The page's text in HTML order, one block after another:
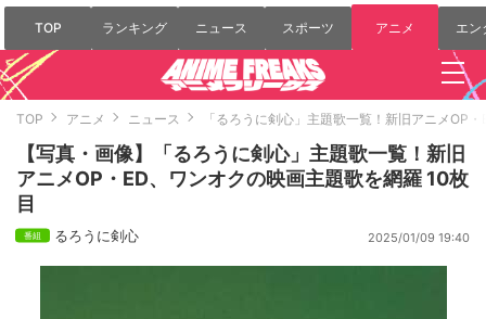
TOP ランキング ニュース スポーツ アニメ エン
TOP アニメ ニュース 「るろうに剣心」主題歌一覧！新旧アニメOP
【写真・画像】「るろうに剣心」主題歌一覧！新旧
アニメOP・ED、ワンオクの映画主題歌を網羅 10枚
目
るろうに剣心 2025/01/09 19:40